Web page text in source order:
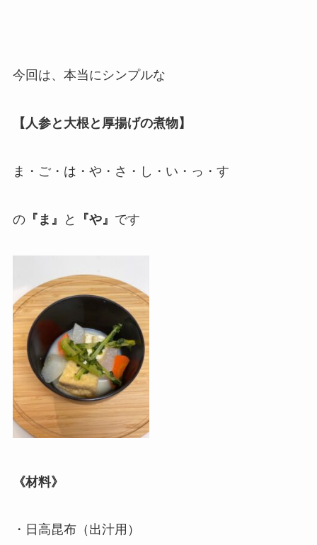
今回は、本当にシンプルな
【人参と大根と厚揚げの煮物】
ま・ご・は・や・さ・し・い・っ・す
の『ま』 と 『や』 です
《材料》
・日高昆布（出汁用）